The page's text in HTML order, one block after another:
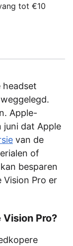
tot €10
headset
Apple-
juni dat Apple
van de
of
besparen
Pro er
Pro?